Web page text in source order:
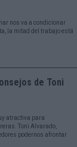
nos va a condicionar
la mitad del trabajo está
de Toni
atractiva para
Toni Alvarado,
podernos afrontar